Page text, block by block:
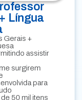
Língua
Gerais +
assistir
surgirem
para
50 mil itens